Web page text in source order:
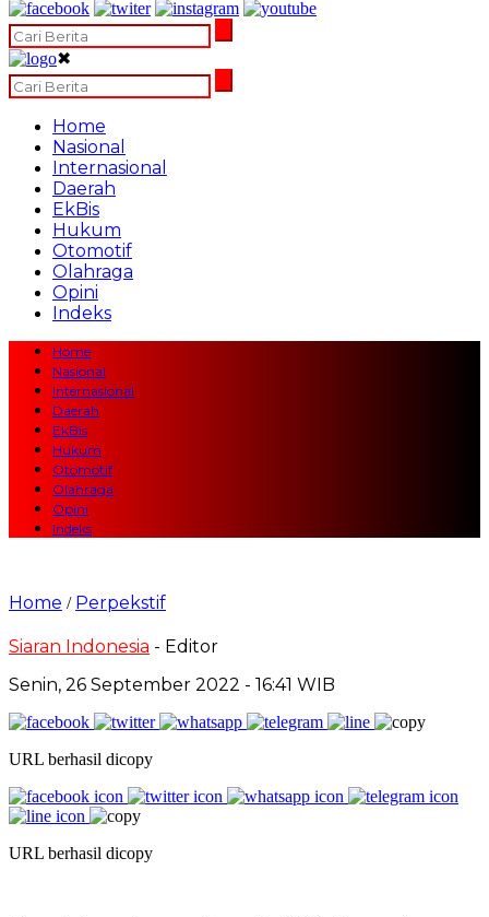
✖
Home
Nasional
Internasional
Daerah
EkBis
Hukum
Otomotif
Olahraga
Opini
Indeks
Home
Nasional
Internasional
Daerah
EkBis
Hukum
Otomotif
Olahraga
Opini
Indeks
Home / Perpekstif
Siaran Indonesia - Editor
Senin, 26 September 2022 - 16:41 WIB
URL berhasil dicopy
URL berhasil dicopy